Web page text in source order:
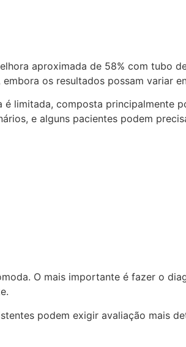
aproximada de 58% com tubo
os resultados possam variar
limitada, composta principalmente
e alguns pacientes podem
O mais importante é fazer o
podem exigir avaliação mais